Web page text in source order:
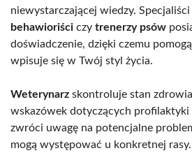
niewystarczającej wiedzy.
behawioriści czy trenerzy psów
doświadczenie, dzięki czemu
wpisuje się w Twój styl życia.
Weterynarz skontroluje stan
wskazówek dotyczących profilaktyki
zwróci uwagę na potencjalne
mogą występować u konkretnej